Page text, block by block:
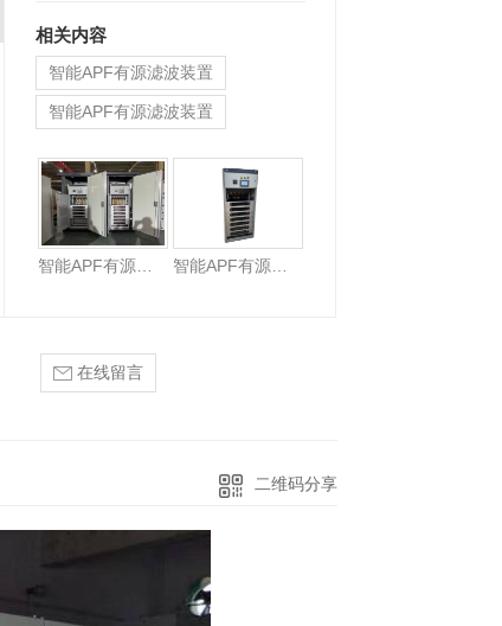
相关内容
智能APF有源滤波装置
智能APF有源滤波装置
智能APF有源滤波装置
在线留言
二维码分享